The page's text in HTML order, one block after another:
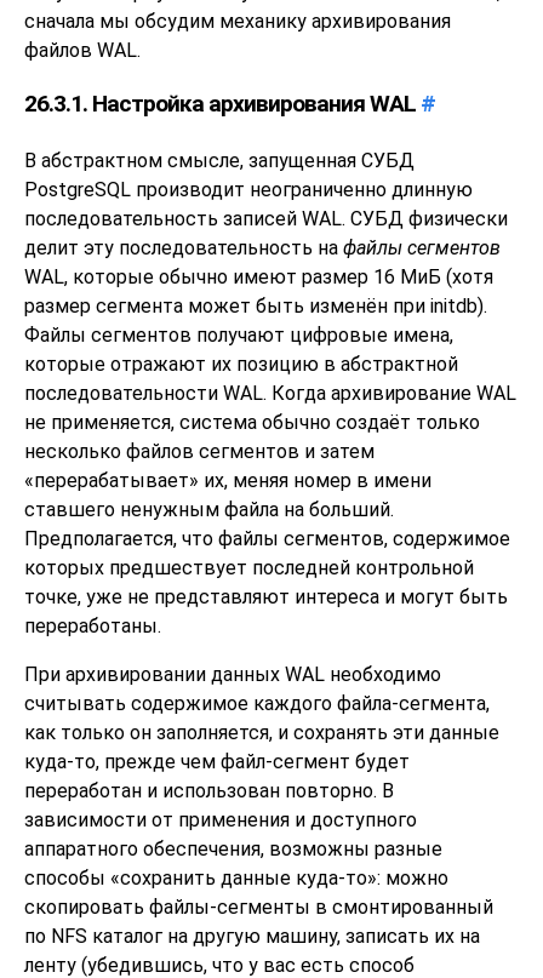
сначала мы обсудим механику архивирования
файлов WAL.
26.3.1. Настройка архивирования WAL #
В абстрактном смысле, запущенная СУБД
PostgreSQL производит неограниченно длинную
последовательность записей WAL. СУБД физически
делит эту последовательность на файлы сегментов
WAL, которые обычно имеют размер 16 МиБ (хотя
размер сегмента может быть изменён при initdb).
Файлы сегментов получают цифровые имена,
которые отражают их позицию в абстрактной
последовательности WAL. Когда архивирование WAL
не применяется, система обычно создаёт только
несколько файлов сегментов и затем
«перерабатывает» их, меняя номер в имени
ставшего ненужным файла на больший.
Предполагается, что файлы сегментов, содержимое
которых предшествует последней контрольной
точке, уже не представляют интереса и могут быть
переработаны.
При архивировании данных WAL необходимо
считывать содержимое каждого файла-сегмента,
как только он заполняется, и сохранять эти данные
куда-то, прежде чем файл-сегмент будет
переработан и использован повторно. В
зависимости от применения и доступного
аппаратного обеспечения, возможны разные
способы «сохранить данные куда-то»: можно
скопировать файлы-сегменты в смонтированный
по NFS каталог на другую машину, записать их на
ленту (убедившись, что у вас есть способ